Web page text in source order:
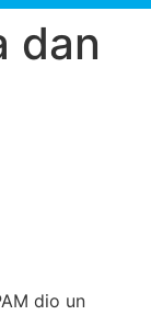
dan
dio un